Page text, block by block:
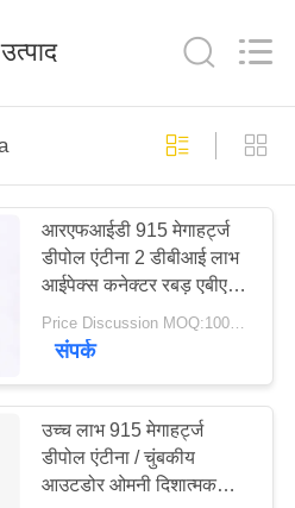
उत्पाद
आरएफआईडी 915 मेगाहर्ट्ज
डीपोल एंटीना 2 डीबीआई लाभ
आईपेक्स कनेक्टर रबड़ एबीएस
सामग्री
Price Discussion MOQ:100PCS
संपर्क
उच्च लाभ 915 मेगाहर्ट्ज
डीपोल एंटीना / चुंबकीय
आउटडोर ओमनी दिशात्मक